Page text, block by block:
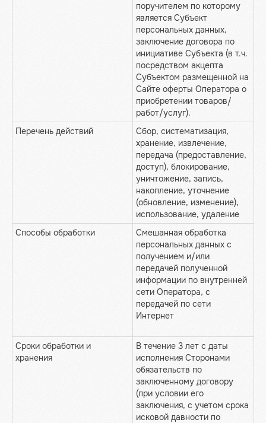
поручителем по которому
является Субъект
персональных данных,
заключение договора по
инициативе Субъекта (в т.ч.
посредством акцепта
Субъектом размещенной на
Сайте оферты Оператора о
приобретении товаров/
работ/услуг).
Перечень действий
Сбор, систематизация,
хранение, извлечение,
передача (предоставление,
доступ), блокирование,
уничтожение, запись,
накопление, уточнение
(обновление, изменение),
использование, удаление
Способы обработки
Смешанная обработка
персональных данных с
получением и/или
передачей полученной
информации по внутренней
сети Оператора, с
передачей по сети
Интернет
Сроки обработки и
хранения
В течение 3 лет с даты
исполнения Сторонами
обязательств по
заключенному договору
(при условии его
заключения, с учетом срока
исковой давности по